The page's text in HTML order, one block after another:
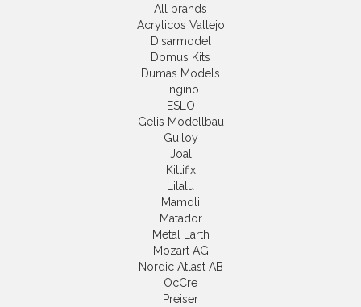
All brands
Acrylicos Vallejo
Disarmodel
Domus Kits
Dumas Models
Engino
ESLO
Gelis Modellbau
Guiloy
Joal
Kittifix
Lilalu
Mamoli
Matador
Metal Earth
Mozart AG
Nordic Atlast AB
OcCre
Preiser